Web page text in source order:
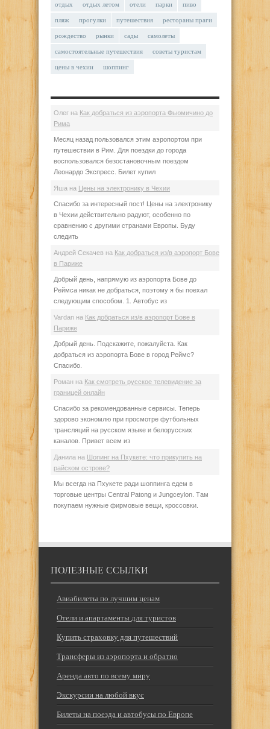
отдых отдых летом отели парки пиво
пляж прогулки путешествия рестораны праги
рождество рынки сады самолеты
самостоятельные путешествия советы туристам
цены в чехии шоппинг
Олег на Как добраться из аэропорта Фьюмичино до
Рима
Месяц назад пользовался этим аэропортом при
путешествии в Рим. Для поездки до города
воспользовался безостановочным поездом
Леонардо Экспресс. Билет купил
Яша на Цены на электронику в Чехии
Спасибо за интересный пост! Цены на электронику
в Чехии действительно радуют, особенно по
сравнению с другими странами Европы. Буду
следить
Андрей Секачев на Как добраться из/в аэропорт Бове
в Париже
Добрый день, напрямую из аэропорта Бове до
Реймса никак не добраться, поэтому я бы поехал
следующим способом. 1. Автобус из
Vardan на Как добраться из/в аэропорт Бове в
Париже
Добрый день. Подскажите, пожалуйста. Как
добраться из аэропорта Бове в город Реймс?
Спасибо.
Роман на Как смотреть русское телевидение за
границей онлайн
Спасибо за рекомендованные сервисы. Теперь
здорово экономлю при просмотре футбольных
трансляций на русском языке и белорусских
каналов. Привет всем из
Данила на Шопинг на Пхукете: что прикупить на
райском острове?
Мы всегда на Пхукете ради шоппинга едем в
торговые центры Central Patong и Jungceylon. Там
покупаем нужные фирмовые вещи, кроссовки.
ПОЛЕЗНЫЕ ССЫЛКИ
Авиабилеты по лучшим ценам
Отели и апартаменты для туристов
Купить страховку для путешествий
Трансферы из аэропорта и обратно
Аренда авто по всему миру
Экскурсии на любой вкус
Билеты на поезда и автобусы по Европе